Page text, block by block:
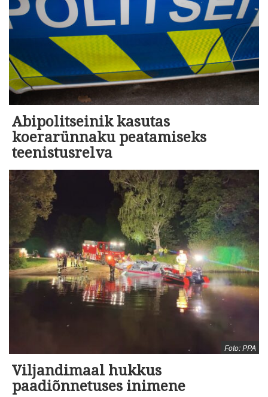
Abipolitseinik kasutas
koerarünnaku peatamiseks
teenistusrelva
Foto: PPA
Viljandimaal hukkus
paadiõnnetuses inimene